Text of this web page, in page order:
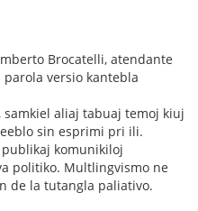
Brocatelli, atendante
versio kantebla
aliaj tabuaj temoj kiuj
sin esprimi pri ili.
komunikiloj
politiko. Multlingvismo ne
de la tutangla paliativo.